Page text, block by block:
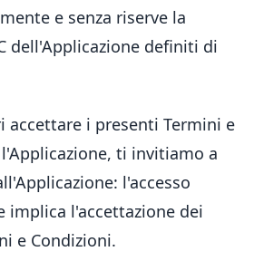
e senza riserve la
dell'Applicazione definiti di
accettare i presenti Termini e
ti invitiamo a
l'accesso
implica l'accettazione dei
e Condizioni.